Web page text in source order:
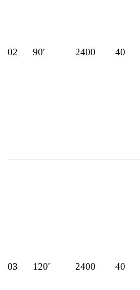
02 90′ 2400 40
03 120′ 2400 40